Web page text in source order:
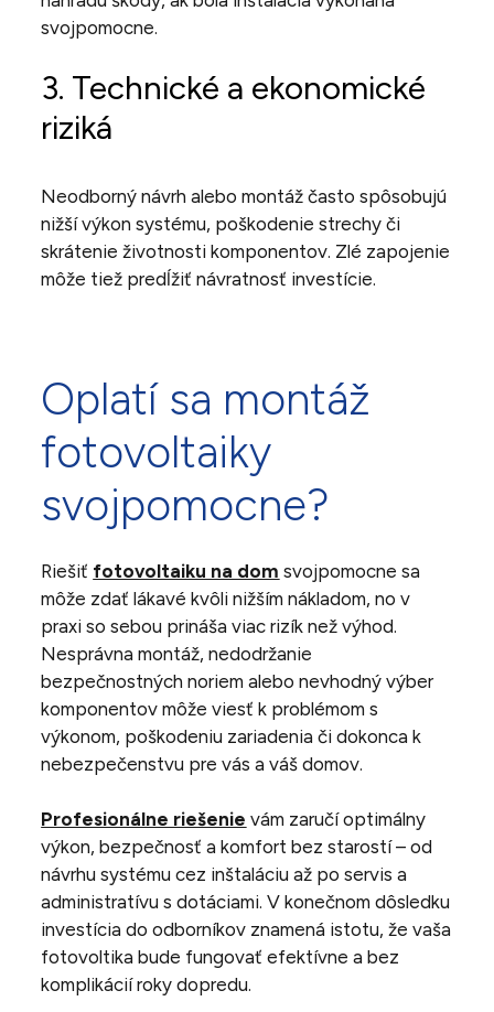
svojpomocne.
3. Technické a ekonomické
riziká
Neodborný návrh alebo montáž často spôsobujú
nižší výkon systému, poškodenie strechy či
skrátenie životnosti komponentov. Zlé zapojenie
môže tiež predĺžiť návratnosť investície.
Oplatí sa montáž
fotovoltaiky
svojpomocne?
Riešiť fotovoltaiku na dom svojpomocne sa
môže zdať lákavé kvôli nižším nákladom, no v
praxi so sebou prináša viac rizík než výhod.
Nesprávna montáž, nedodržanie
bezpečnostných noriem alebo nevhodný výber
komponentov môže viesť k problémom s
výkonom, poškodeniu zariadenia či dokonca k
nebezpečenstvu pre vás a váš domov.
Profesionálne riešenie vám zaručí optimálny
výkon, bezpečnosť a komfort bez starostí – od
návrhu systému cez inštaláciu až po servis a
administratívu s dotáciami. V konečnom dôsledku
investícia do odborníkov znamená istotu, že vaša
fotovoltika bude fungovať efektívne a bez
komplikácií roky dopredu.